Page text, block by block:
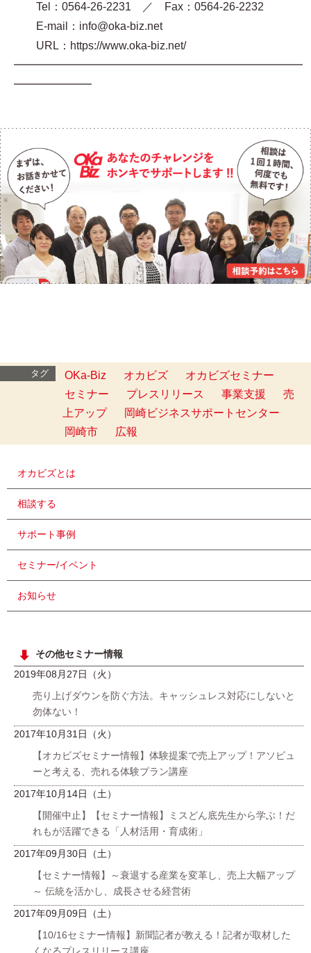
Tel：0564-26-2231 ／ Fax：0564-26-2232
E-mail：info@oka-biz.net
URL：https://www.oka-biz.net/
━━━━━━━━━━━━━━━━━━━━━━━━━━
━━━━━━━
タグ OKa-Biz オカビズ
オカビズセミナー
セミナー
プレスリリース 事業支援
売
上アップ
岡崎ビジネスサポートセンター
岡崎市
広報
オカビズとは
相談する
サポート事例
セミナー/イベント
お知らせ
その他セミナー情報
2019年08月27日（火）
売り上げダウンを防ぐ方法。キャッシュレス対応にしないと
勿体ない！
2017年10月31日（火）
【オカビズセミナー情報】体験提案で売上アップ！アソビュ
ーと考える、売れる体験プラン講座
2017年10月14日（土）
【開催中止】【セミナー情報】ミスどん底先生から学ぶ！だ
れもが活躍できる「人材活用・育成術」
2017年09月30日（土）
【セミナー情報】～衰退する産業を変革し、売上大幅アップ
～ 伝統を活かし、成長させる経営術
2017年09月09日（土）
【10/16セミナー情報】新聞記者が教える！記者が取材した